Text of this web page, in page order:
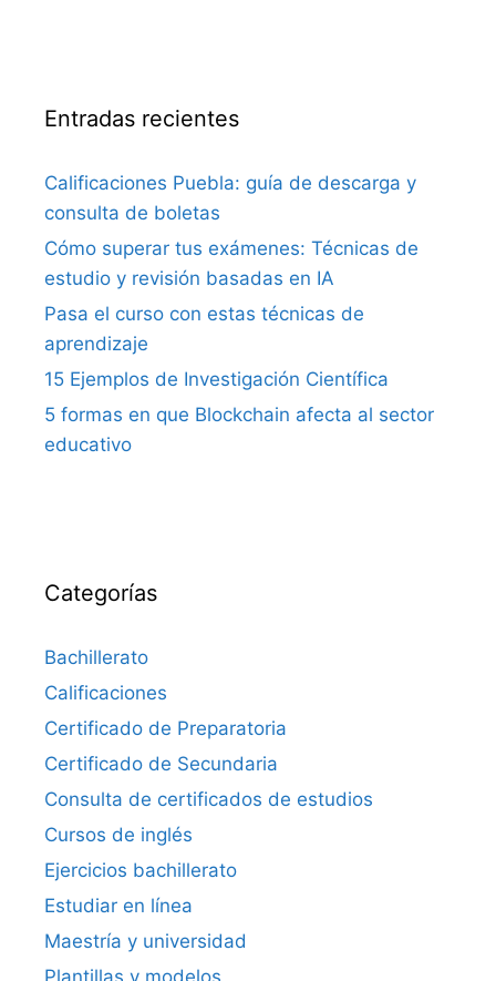
Entradas recientes
Calificaciones Puebla: guía de descarga y
consulta de boletas
Cómo superar tus exámenes: Técnicas de
estudio y revisión basadas en IA
Pasa el curso con estas técnicas de
aprendizaje
15 Ejemplos de Investigación Científica
5 formas en que Blockchain afecta al sector
educativo
Categorías
Bachillerato
Calificaciones
Certificado de Preparatoria
Certificado de Secundaria
Consulta de certificados de estudios
Cursos de inglés
Ejercicios bachillerato
Estudiar en línea
Maestría y universidad